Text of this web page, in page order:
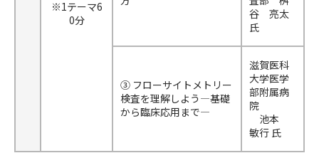
※1テーマ6
0分
谷 亮太
氏
③ フローサイトメトリー
検査を理解しよう―基礎
から臨床応用まで―
滋賀医科
大学医学
部附属病
院
池本
敏行 氏